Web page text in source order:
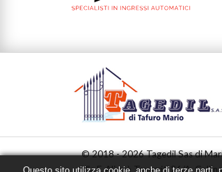
© 2018 - 2026 Tagedil Sas di
Via F. Aliquò Taverriti 26/A,